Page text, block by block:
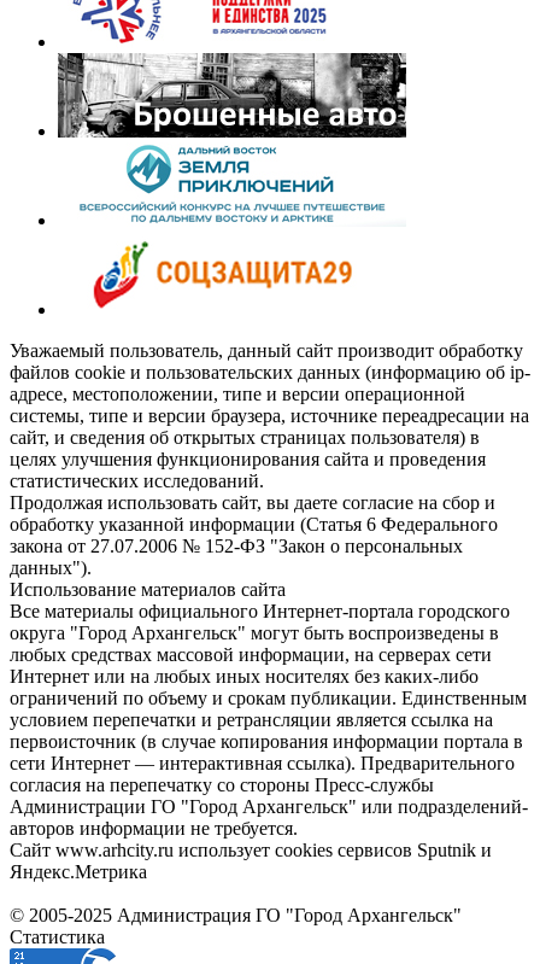
Уважаемый пользователь, данный сайт производит обработку
файлов cookie и пользовательских данных (информацию об ip-
адресе, местоположении, типе и версии операционной
системы, типе и версии браузера, источнике переадресации на
сайт, и сведения об открытых страницах пользователя) в
целях улучшения функционирования сайта и проведения
статистических исследований.
Продолжая использовать сайт, вы даете согласие на сбор и
обработку указанной информации (Статья 6 Федерального
закона от 27.07.2006 № 152-ФЗ "Закон о персональных
данных").
Использование материалов сайта
Все материалы официального Интернет-портала городского
округа "Город Архангельск" могут быть воспроизведены в
любых средствах массовой информации, на серверах сети
Интернет или на любых иных носителях без каких-либо
ограничений по объему и срокам публикации. Единственным
условием перепечатки и ретрансляции является ссылка на
первоисточник (в случае копирования информации портала в
сети Интернет — интерактивная ссылка). Предварительного
согласия на перепечатку со стороны Пресс-службы
Администрации ГО "Город Архангельск" или подразделений-
авторов информации не требуется.
Сайт www.arhcity.ru использует cookies сервисов Sputnik и
Яндекс.Метрика
© 2005-2025 Администрация ГО "Город Архангельск"
Статистика